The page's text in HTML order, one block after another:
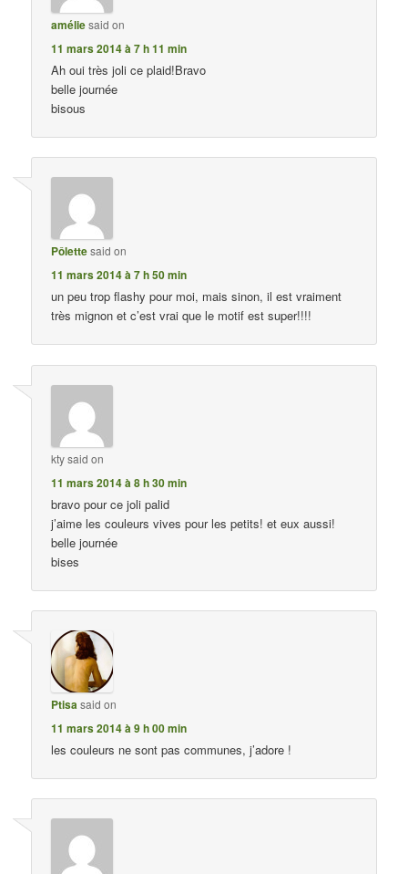
améliesaid on
11 mars 2014 à 7 h 11 min
Ah oui très joli ce plaid!Bravo
belle journée
bisous
Pôlettesaid on
11 mars 2014 à 7 h 50 min
un peu trop flashy pour moi, mais sinon, il est vraiment
très mignon et c’est vrai que le motif est super!!!!
ktysaid on
11 mars 2014 à 8 h 30 min
bravo pour ce joli palid
j’aime les couleurs vives pour les petits! et eux aussi!
belle journée
bises
Ptisasaid on
11 mars 2014 à 9 h 00 min
les couleurs ne sont pas communes, j’adore !